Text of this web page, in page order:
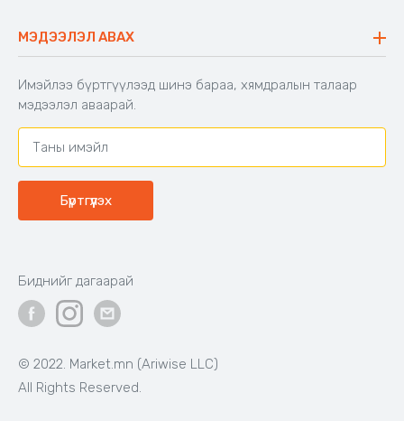
Аяны түшлэгтэй сандал
Буцаалтын журам
Захиалга шалгах
Хамтран ажиллах
Холбоо барих
МЭДЭЭЛЭЛ АВАХ
Имэйлээ бүртгүүлээд шинэ бараа, хямдралын талаар
мэдээлэл аваарай.
Бүртгүүлэх
© 2022. Market.mn (Ariwise LLC)
All Rights Reserved.
Биднийг дагаарай